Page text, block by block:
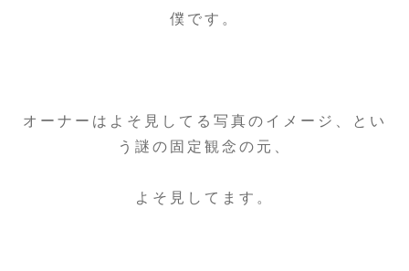
僕です。
オーナーはよそ見してる写真のイメージ、とい
う謎の固定観念の元、
よそ見してます。